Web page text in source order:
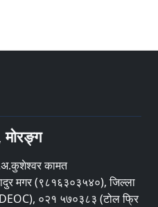
मोरङ्ग
कामत
मगर (९८१६३०३५४०), जिल्ला
०२१ ५७०३८३ (टोल फ्रि